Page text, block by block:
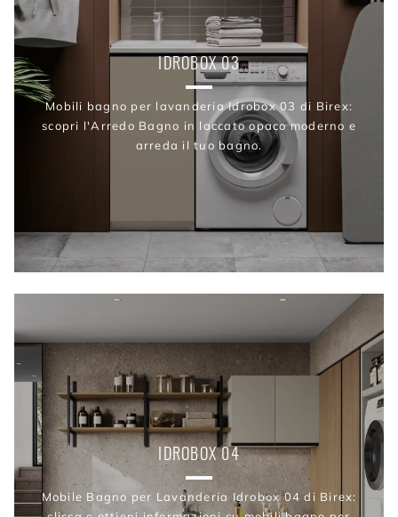
IDROBOX 03
Mobili bagno per lavanderia Idrobox 03 di Birex:
scopri l'Arredo Bagno in laccato opaco moderno e
arreda il tuo bagno.
IDROBOX 04
Mobile Bagno per Lavanderia Idrobox 04 di Birex: